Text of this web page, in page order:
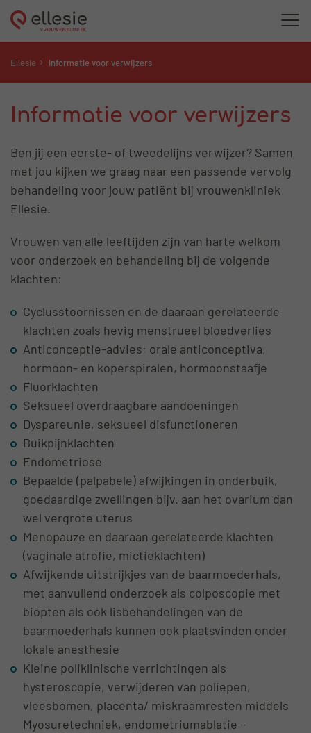
Ellesie Informatie voor verwijzers
Informatie voor verwijzers
Ben jij een eerste- of tweedelijns verwijzer? Samen
met jou kijken we graag naar een passende vervolg
behandeling voor jouw patiënt bij vrouwenkliniek
Ellesie.
Vrouwen van alle leeftijden zijn van harte welkom
voor onderzoek en behandeling bij de volgende
klachten:
Cyclusstoornissen en de daaraan gerelateerde
klachten zoals hevig menstrueel bloedverlies
Anticonceptie-advies; orale anticonceptiva,
hormoon- en koperspiralen, hormoonstaafje
Fluorklachten
Seksueel overdraagbare aandoeningen
Dyspareunie, seksueel disfunctioneren
Buikpijnklachten
Endometriose
Bepaalde (palpabele) afwijkingen in onderbuik,
goedaardige zwellingen bijv. aan het ovarium dan
wel vergrote uterus
Menopauze en daaraan gerelateerde klachten
(vaginale atrofie, mictieklachten)
Afwijkende uitstrijkjes van de baarmoederhals,
met aanvullend onderzoek als colposcopie met
biopten als ook lisbehandelingen van de
baarmoederhals kunnen ook plaatsvinden onder
lokale anesthesie
Kleine poliklinische verrichtingen als
hysteroscopie, verwijderen van poliepen,
vleesbomen, placenta/ miskraamresten middels
Myosuretechniek, endometriumablatie –